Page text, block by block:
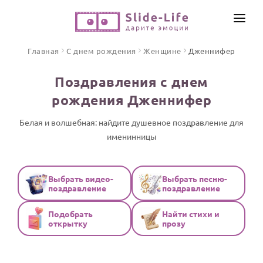
ПО ФОРМАТУ
Видео поздравления
Песни поздравления
Стихи и тексты
ПРАЗДНИКИ
С Днем рождения
ИНСТРУМЕНТЫ
ТЕКСТЫ И ИДЕИ
ОТЗЫВЫ
Главная С днем рождения Женщине Дженнифер
Поздравления с днем
рождения Дженнифер
Белая и волшебная: найдите душевное поздравление для
именинницы
Выбрать видео-
поздравление
Выбрать песню-
поздравление
Подобрать
открытку
Найти стихи и
прозу